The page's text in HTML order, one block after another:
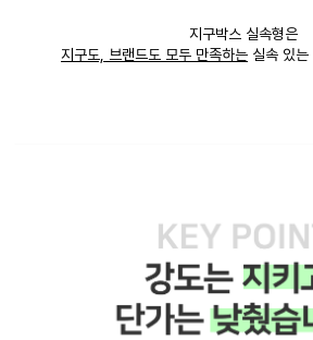
지구박스 실속형은
지구도, 브랜드도 모두 만족하는 실속 있